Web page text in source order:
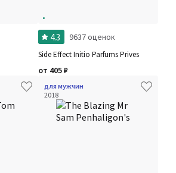
4.3 9637 оценок
Side Effect Initio Parfums Prives
от 405₽
для мужчин
2018